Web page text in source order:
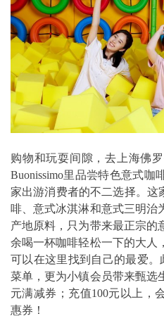
购物和玩耍间隙，去上海佛
Buonissimo里品尝特色意式咖
家出游消费者的不二选择。这
啡、意式冰淇淋和意式三明治
产地原料，只为带来最正宗的
余喝一杯咖啡轻松一下的大人
可以在这里找到自己的最爱。
菜单，更为小镇会员带来甄选
元满减券；充值100元以上，
惠券！